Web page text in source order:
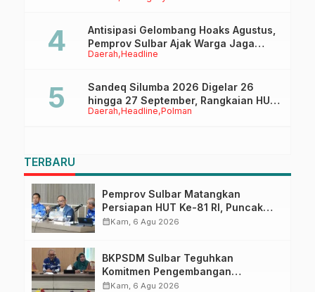
Daerah Headline
Antisipasi Gelombang Hoaks Agustus,
Pemprov Sulbar Ajak Warga Jaga
Ruang Digital
Daerah Headline Polman
Sandeq Silumba 2026 Digelar 26
hingga 27 September, Rangkaian HUT
Sulbar
TERBARU
Pemprov Sulbar Matangkan
Persiapan HUT Ke-81 RI, Puncak
Upacara di Lapangan Ahmad
calendar_monthKam, 6 Agu 2026
BKPSDM Sulbar Teguhkan
Komitmen Pengembangan
Kompetensi ASN melalui
calendar_monthKam, 6 Agu 2026